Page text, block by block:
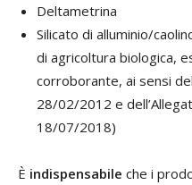
Deltametrina
Silicato di alluminio/
di agricoltura biologica,
corroborante, ai sensi
28/02/2012 e
18/07/2018)
È indispensabile che i